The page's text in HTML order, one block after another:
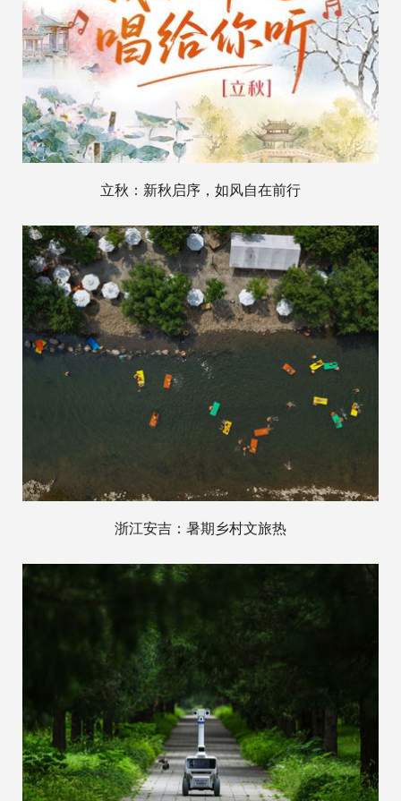
立秋：新秋启序，如风自在前行
浙江安吉：暑期乡村文旅热